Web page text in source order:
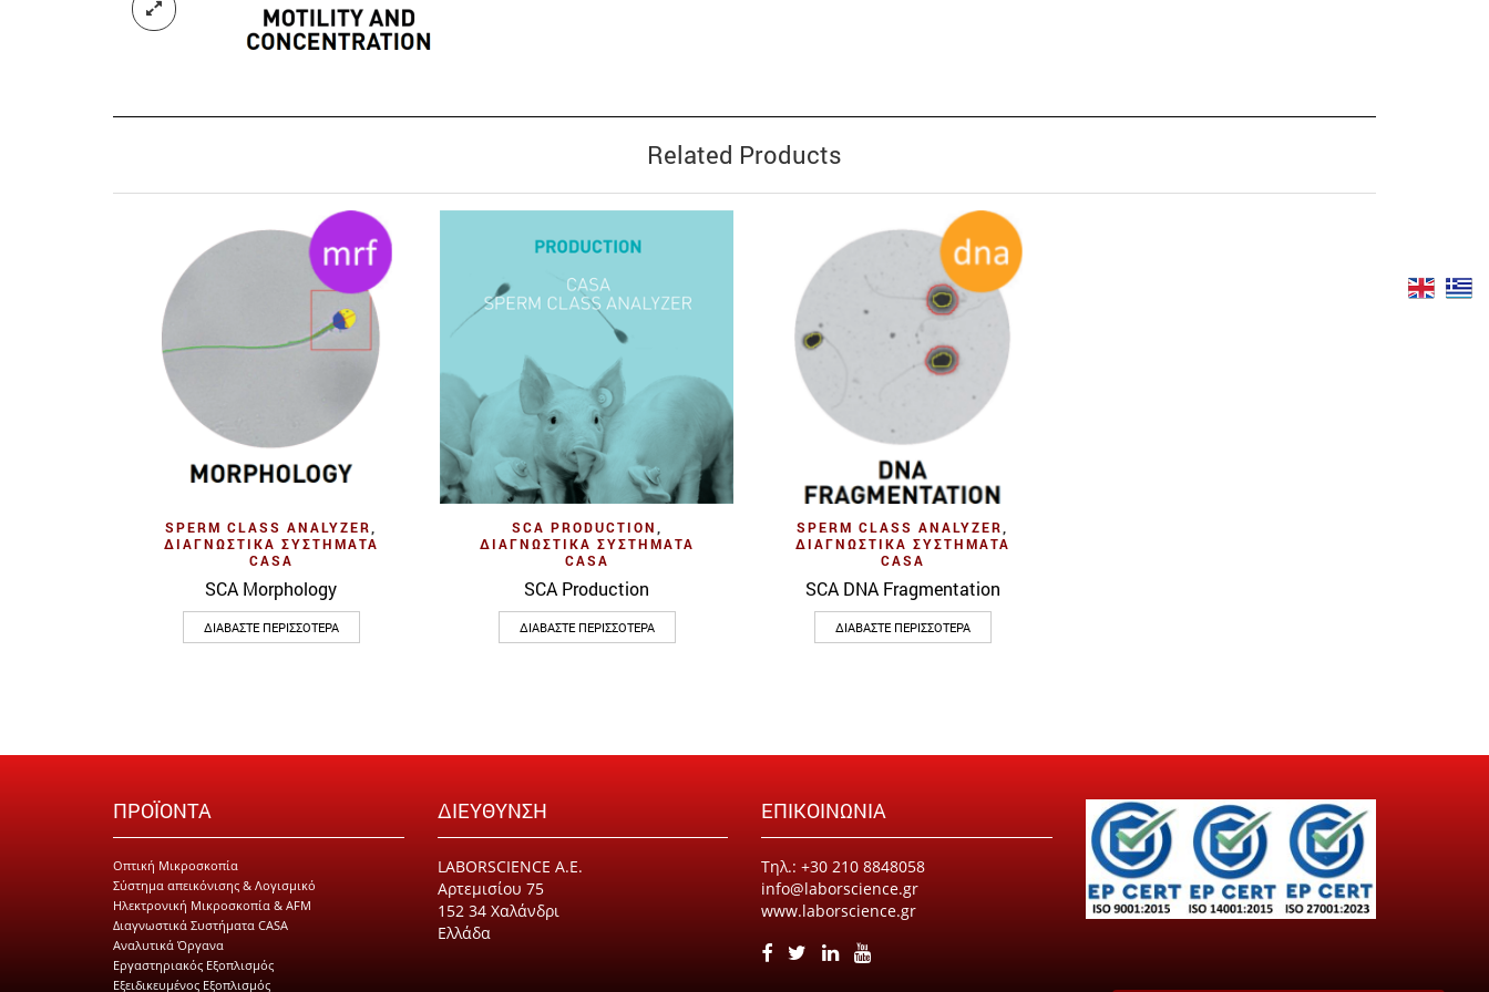
Related Products
Quick View
SPERM CLASS ANALYZER
ΔΙΑΓΝΩΣΤΙΚΆ ΣΥΣΤΉΜΑΤΑ
CASA
SCA Morphology
ΔΙΑΒΆΣΤΕ ΠΕΡΙΣΣΌΤΕΡΑ
Quick View
SCA PRODUCTION
ΔΙΑΓΝΩΣΤΙΚΆ ΣΥΣΤΉΜΑΤΑ
CASA
SCA Production
ΔΙΑΒΆΣΤΕ ΠΕΡΙΣΣΌΤΕΡΑ
Quick View
SPERM CLASS ANALYZER
ΔΙΑΓΝΩΣΤΙΚΆ ΣΥΣΤΉΜΑΤΑ
CASA
SCA DNA Fragmentation
ΔΙΑΒΆΣΤΕ ΠΕΡΙΣΣΌΤΕΡΑ
ΠΡΟΪΟΝΤΑ
Οπτική Μικροσκοπία
Σύστημα απεικόνισης & Λογισμικό
Ηλεκτρονική Μικροσκοπία & AFM
Διαγνωστικά Συστήματα CASA
Αναλυτικά Όργανα
Εργαστηριακός Εξοπλισμός
Εξειδικευμένος Εξοπλισμός
ΔΙΕΥΘΥΝΣΗ
LABORSCIENCE Α.Ε.
Αρτεμισίου 75
152 34 Χαλάνδρι
Ελλάδα
ΕΠΙΚΟΙΝΩΝΙΑ
Τηλ.: +30 210 8848058
info@laborscience.gr
www.laborscience.gr